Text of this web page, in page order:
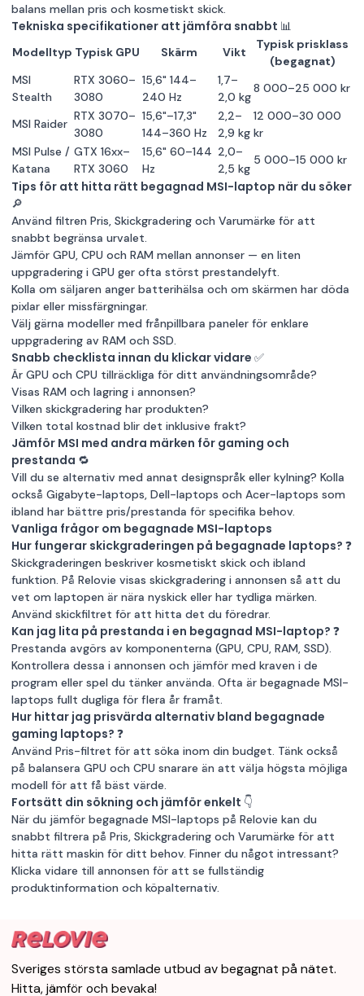
balans mellan pris och kosmetiskt skick.
Tekniska specifikationer att jämföra snabbt 📊
Modelltyp Typisk GPU Skärm Vikt
Typisk prisklass
(begagnat)
MSI
Stealth
RTX 3060–
3080
15,6" 144–
240 Hz
1,7–
2,0 kg
8 000–25 000 kr
MSI Raider
RTX 3070–
3080
15,6"–17,3"
144–360 Hz
2,2–
2,9 kg
12 000–30 000
kr
MSI Pulse /
Katana
GTX 16xx–
RTX 3060
15,6" 60–144
Hz
2,0–
2,5 kg
5 000–15 000 kr
Tips för att hitta rätt begagnad MSI-laptop när du söker
🔎
Använd filtren Pris, Skickgradering och Varumärke för att
snabbt begränsa urvalet.
Jämför GPU, CPU och RAM mellan annonser — en liten
uppgradering i GPU ger ofta störst prestandelyft.
Kolla om säljaren anger batterihälsa och om skärmen har döda
pixlar eller missfärgningar.
Välj gärna modeller med frånpillbara paneler för enklare
uppgradering av RAM och SSD.
Snabb checklista innan du klickar vidare ✅
Är GPU och CPU tillräckliga för ditt användningsområde?
Visas RAM och lagring i annonsen?
Vilken skickgradering har produkten?
Vilken total kostnad blir det inklusive frakt?
Jämför MSI med andra märken för gaming och
prestanda 🔁
Vill du se alternativ med annat designspråk eller kylning? Kolla
också Gigabyte-laptops Dell-laptops och Acer-laptops som
ibland har bättre pris/prestanda för specifika behov.
Vanliga frågor om begagnade MSI-laptops
Hur fungerar skickgraderingen på begagnade laptops? ❓
Skickgraderingen beskriver kosmetiskt skick och ibland
funktion. På Relovie visas skickgradering i annonsen så att du
vet om laptopen är nära nyskick eller har tydliga märken.
Använd skickfiltret för att hitta det du föredrar.
Kan jag lita på prestanda i en begagnad MSI-laptop? ❓
Prestanda avgörs av komponenterna (GPU, CPU, RAM, SSD).
Kontrollera dessa i annonsen och jämför med kraven i de
program eller spel du tänker använda. Ofta är begagnade MSI-
laptops fullt dugliga för flera år framåt.
Hur hittar jag prisvärda alternativ bland begagnade
gaming laptops? ❓
Använd Pris-filtret för att söka inom din budget. Tänk också
på balansera GPU och CPU snarare än att välja högsta möjliga
modell för att få bäst värde.
Fortsätt din sökning och jämför enkelt 👇
När du jämför begagnade MSI-laptops på Relovie kan du
snabbt filtrera på Pris, Skickgradering och Varumärke för att
hitta rätt maskin för ditt behov. Finner du något intressant?
Klicka vidare till annonsen för att se fullständig
produktinformation och köpalternativ.
Sveriges största samlade utbud av begagnat på nätet.
Hitta, jämför och bevaka!